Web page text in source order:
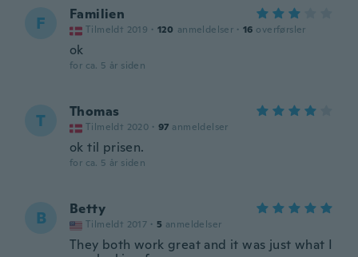
F Familien
Tilmeldt 2019 · 120 anmeldelser · 16 overførsler
ok
for ca. 5 år siden
T Thomas
Tilmeldt 2020 · 97 anmeldelser
ok til prisen.
for ca. 5 år siden
B Betty
Tilmeldt 2017 · 5 anmeldelser
They both work great and it was just what I